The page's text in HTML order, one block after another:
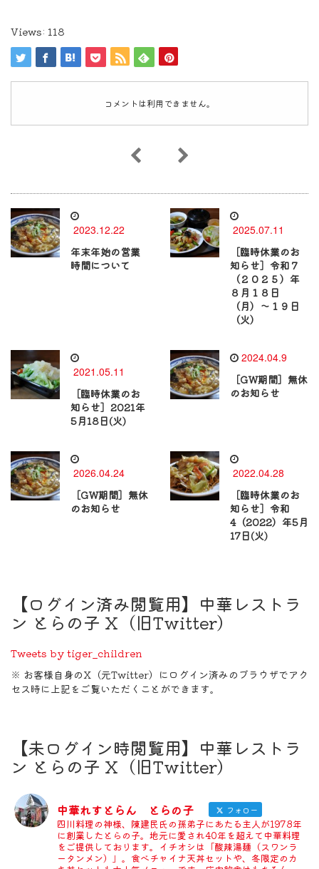
Views: 118
コメントは利用できません。
2023.12.22
年末年始の営業
時間について
2025.07.11
［臨時休業のお
知らせ］令和７
（２０２５）年
８月１８日
（月）〜１９日
（火）
2021.05.11
［臨時休業のお
知らせ］2021年
5月18日(火)
2024.04.9
［GW期間］無休
のお知らせ
2026.04.24
［GW期間］無休
のお知らせ
2022.04.28
［臨時休業のお
知らせ］令和
4（2022）年5月
17日(火)
【ログイン済み閲覧用】中華レストラ
ン とらの子 X（旧Twitter）
Tweets by tiger_children
※ お客様自身のX（元Twitter）にログイン済みのブラウザでアク
セス時に上記をご覧いただくことができます。
【未ログイン時閲覧用】中華レストラ
ン とらの子 X（旧Twitter）
中華れすとらん とらの子 フォロー
四川料理の神様、陳建民氏の孫弟子にあたる主人が1978年
に創業したとらの子。地元に愛され40年を超えて中華料理
をご提供しております。イチオシは「酸辣湯麺（スワンラ
ータンメン）」。食べチャイナ天丼セットや、冬限定のカ